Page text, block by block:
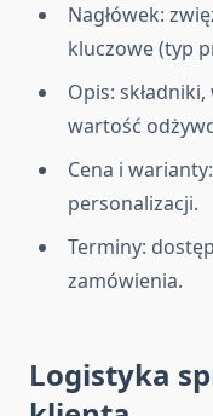
Nagłówek:
kluczowe (typ
Opis:
wartość
Cena i
personalizacji.
Terminy:
zamówienia.
Logistyka